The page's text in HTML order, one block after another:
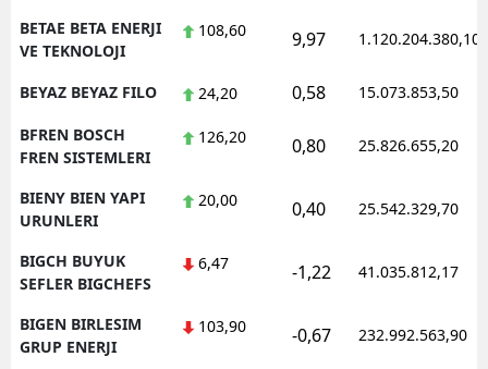
BETAE BETA ENERJI
VE TEKNOLOJI
108,60 9,97 1.120.204.380,10
BEYAZ BEYAZ FILO 24,20 0,58 15.073.853,50
BFREN BOSCH
FREN SISTEMLERI
126,20 0,80 25.826.655,20
BIENY BIEN YAPI
URUNLERI
20,00 0,40 25.542.329,70
BIGCH BUYUK
SEFLER BIGCHEFS
6,47 -1,22 41.035.812,17
BIGEN BIRLESIM
GRUP ENERJI
103,90 -0,67 232.992.563,90